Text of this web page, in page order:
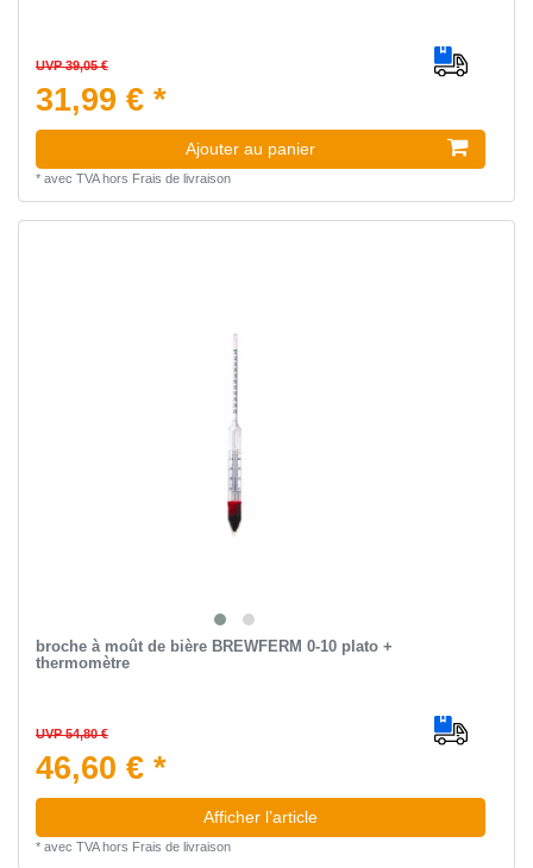
UVP 39,05 €
31,99 € *
Ajouter au panier
* avec TVAhors Frais de livraison
broche à moût de bière BREWFERM 0-10 plato +
thermomètre
UVP 54,80 €
46,60 € *
Afficher l’article
* avec TVAhors Frais de livraison